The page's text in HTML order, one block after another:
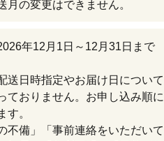
の変更はできません。
年12月1日～12月31日まで
送日時指定やお届け日について
ておりません。お申し込み順に
す。
不備」「事前連絡をいただいて